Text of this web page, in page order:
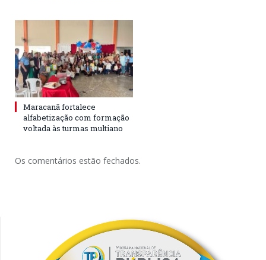
Maracanã fortalece
alfabetização com formação
voltada às turmas multiano
Os comentários estão fechados.